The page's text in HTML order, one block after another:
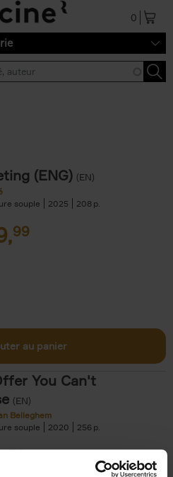
0
(ENG) (EN)
souple
2025 208
99
au panier
You Can't
(EN)
Belleghem
souple
2020 256
50